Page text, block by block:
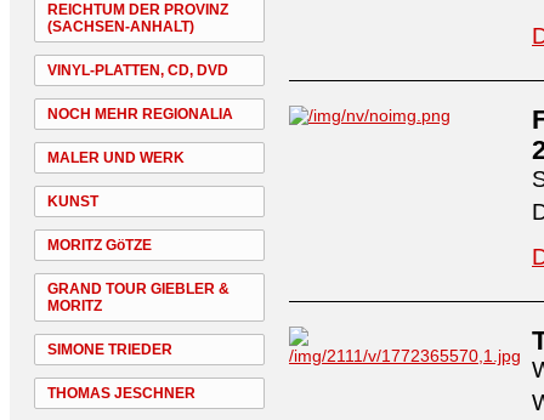
REICHTUM DER PROVINZ
(SACHSEN-ANHALT)
VINYL-PLATTEN, CD, DVD
NOCH MEHR REGIONALIA
MALER UND WERK
KUNST
MORITZ GöTZE
GRAND TOUR GIEBLER &
MORITZ
SIMONE TRIEDER
THOMAS JESCHNER